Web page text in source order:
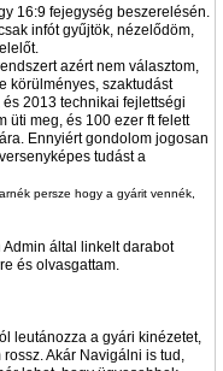
16:9 fejegység beszerelésén.
infót gyűjtök, nézelődöm,
azért nem választom,
körülményes, szaktudást
2013 technikai fejlettségi
üti meg, és 100 ezer ft felett
Ennyiért gondolom jogosan
tudást a
persze hogy a gyárit vennék,
Admin által linkelt darabot
és olvasgattam.
leutánozza a gyári kinézetet,
Akár Navigálni is tud,